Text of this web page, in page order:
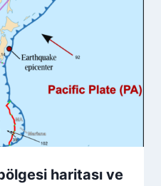
haritası ve